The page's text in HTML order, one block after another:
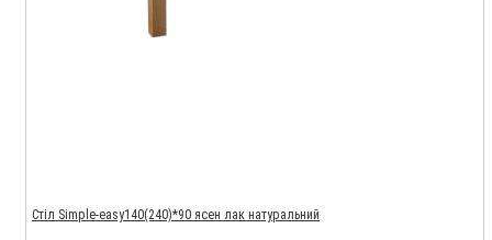
Стіл Simple-easy140(240)*90 ясен лак натуральний